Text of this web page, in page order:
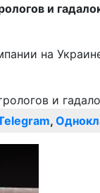
и
на
,